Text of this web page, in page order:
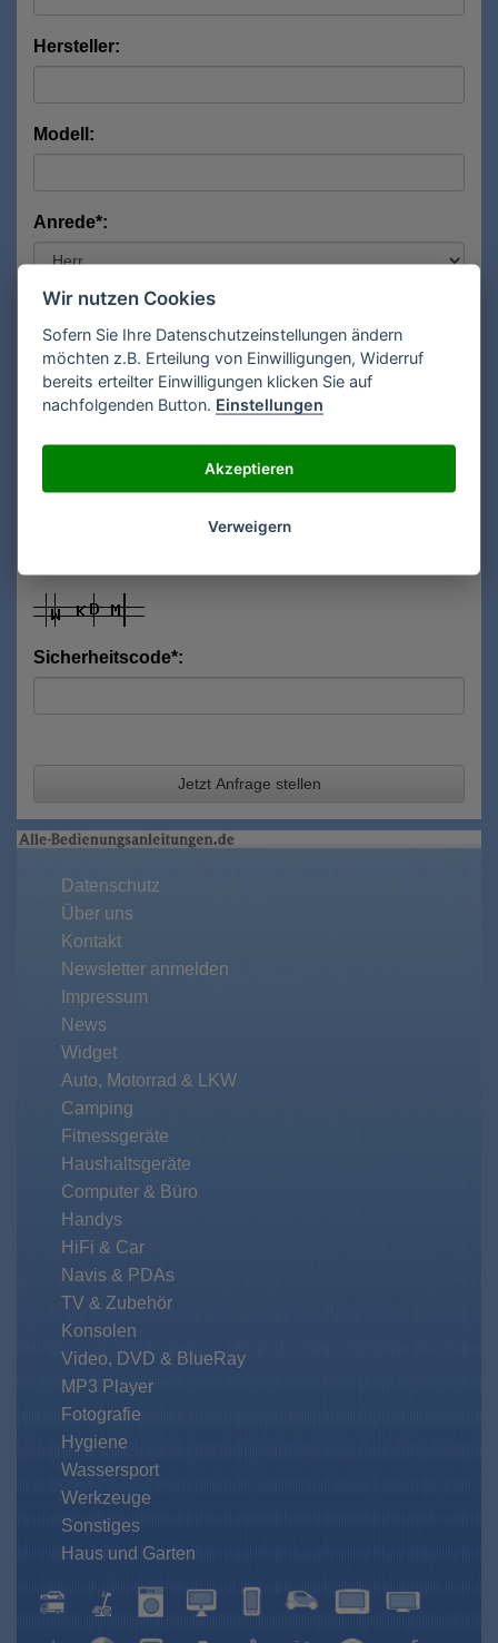
Hersteller:
Modell:
Anrede*:
Vorname*:
Nachname*:
E-Mail**:
Sicherheitscode*:
Jetzt Anfrage stellen
Datenschutz
Über uns
Kontakt
Newsletter anmelden
Impressum
News
Widget
Auto, Motorrad & LKW
Camping
Fitnessgeräte
Haushaltsgeräte
Computer & Büro
Handys
HiFi & Car
Navis & PDAs
TV & Zubehör
Konsolen
Video, DVD & BlueRay
MP3 Player
Fotografie
Hygiene
Wassersport
Werkzeuge
Sonstiges
Haus und Garten
Wir nutzen Cookies
Sofern Sie Ihre Datenschutzeinstellungen ändern
möchten z.B. Erteilung von Einwilligungen, Widerruf
bereits erteilter Einwilligungen klicken Sie auf
nachfolgenden Button. Einstellungen
Akzeptieren
Verweigern